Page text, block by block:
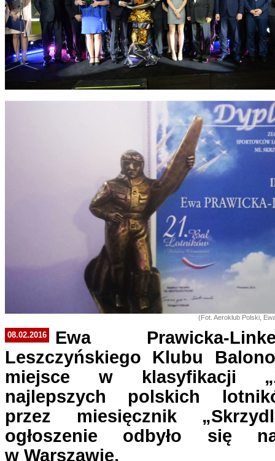
(Fot. Aeroklub Polski,
08.02.2016
Ewa Prawicka-
Leszczyńskiego Klubu
miejsce w klasyfikacji
najlepszych polskich
przez miesięcznik
ogłoszenie odbyło się
w Warszawie.